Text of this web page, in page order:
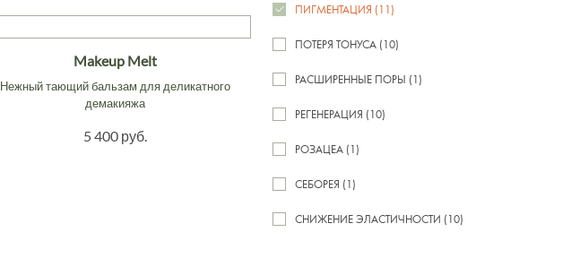
Makeup Melt
Нежный тающий бальзам для деликатного
демакияжа
5 400 руб.
ПИГМЕНТАЦИЯ (11)
ПОТЕРЯ ТОНУСА (10)
РАСШИРЕННЫЕ ПОРЫ (1)
РЕГЕНЕРАЦИЯ (10)
РОЗАЦЕА (1)
СЕБОРЕЯ (1)
СНИЖЕНИЕ ЭЛАСТИЧНОСТИ (10)